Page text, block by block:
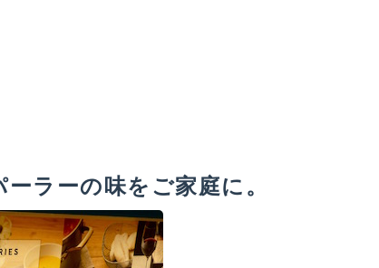
ラーの味をご家庭に。